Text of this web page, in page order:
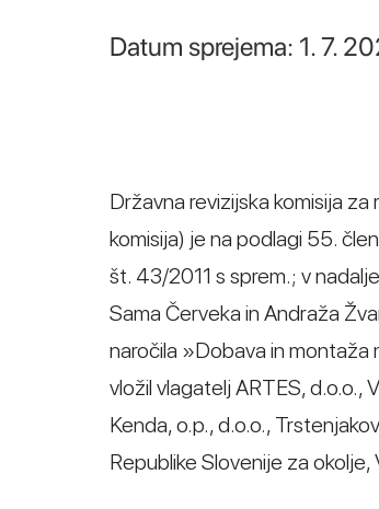
Datum sprejema: 1. 7.
Državna revizijska komisija
komisija) je na podlagi 55.
št. 43/2011 s sprem.; v
Sama Červeka in Andraža
naročila »Dobava in montaža
vložil vlagatelj ARTES, d.o.o.,
Kenda, o.p., d.o.o.,
Republike Slovenije za